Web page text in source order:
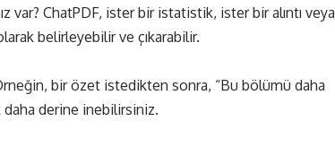
var? ChatPDF, ister bir istatistik, ister bir alıntı veya
belirleyebilir ve çıkarabilir.
bir özet istedikten sonra, “Bu bölümü daha
daha derine inebilirsiniz.